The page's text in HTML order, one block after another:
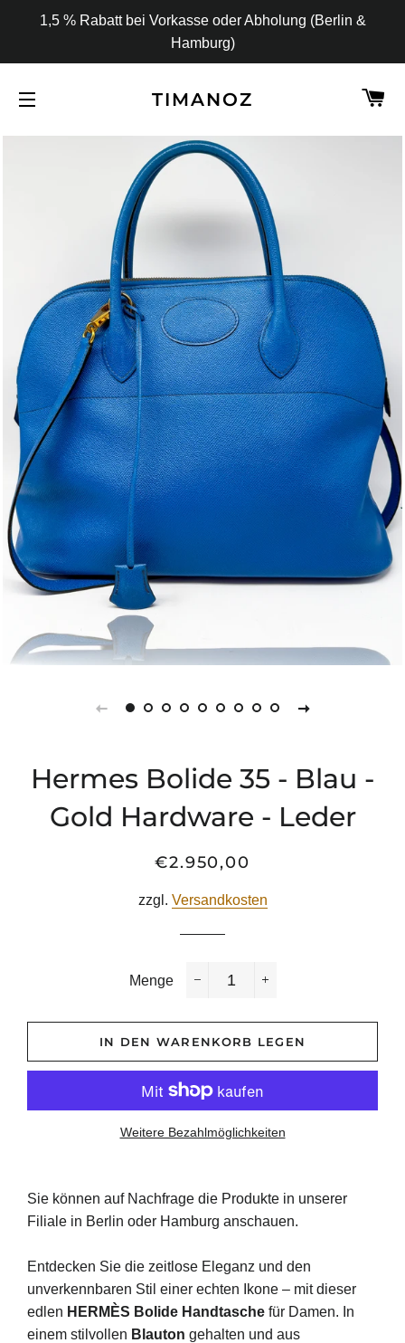
1,5 % Rabatt bei Vorkasse oder Abholung (Berlin &
Hamburg)
TIMANOZ
Hermes Bolide 35 - Blau -
Gold Hardware - Leder
Normaler
Sonderpreis
€2.950,00
zzgl. Versandkosten
Menge
IN DEN WARENKORB LEGEN
Weitere Bezahlmöglichkeiten
Sie können auf Nachfrage die Produkte in unserer
Filiale in Berlin oder Hamburg anschauen.
Entdecken Sie die zeitlose Eleganz und den
unverkennbaren Stil einer echten Ikone – mit dieser
edlen HERMÈS Bolide Handtasche für Damen. In
einem stilvollen Blauton gehalten und aus